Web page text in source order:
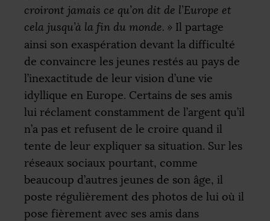
croiront jamais ce qu’on dit de l’Europe et
cela jusqu’à la fin du monde. » Il partage
ainsi son exaspération devant la difficulté
de convaincre les jeunes restés au pays de
l’inexactitude de leur vision d’une vie
idyllique en Europe. Certains de ses amis
lui réclament constamment de l’argent qu’il
n’a pas et refusent de le croire quand il
tente de leur expliquer sa situation. Sur les
réseaux sociaux pourtant, comme
beaucoup d’autres jeunes de son âge, il
poste régulièrement des photos de lui où il
pose fièrement avec ses amis dans